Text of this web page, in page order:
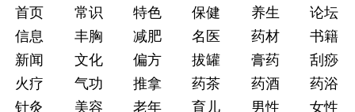
首页 常识 特色 保健 养生
论坛
信息
丰胸 减肥 名医 药材
书籍
新闻
文化 偏方 拔罐 膏药
刮痧
火疗
气功 推拿 药茶 药酒
药浴
针灸
美容 老年 育儿 男性 女性